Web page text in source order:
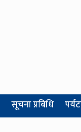
सूचना प्रबिधि